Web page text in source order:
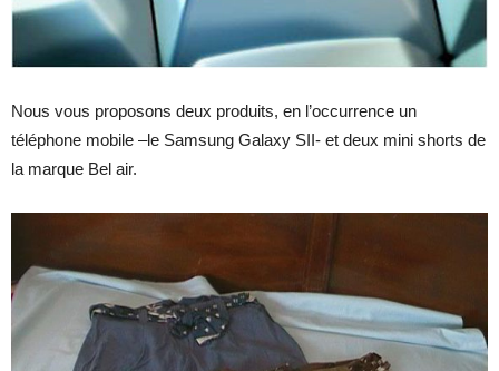
Nous vous proposons deux produits, en l’occurrence un
téléphone mobile –le Samsung Galaxy SII- et deux mini shorts de
la marque Bel air.